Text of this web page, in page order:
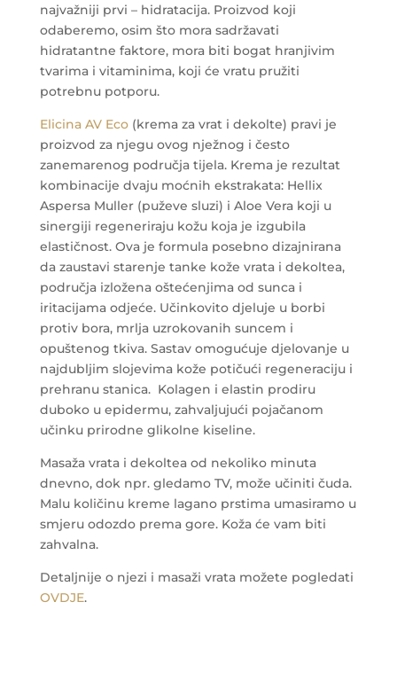
najvažniji prvi – hidratacija. Proizvod koji
odaberemo, osim što mora sadržavati
hidratantne faktore, mora biti bogat hranjivim
tvarima i vitaminima, koji će vratu pružiti
potrebnu potporu.
Elicina AV Eco(krema za vrat i dekolte) pravi je
proizvod za njegu ovog nježnog i često
zanemarenog područja tijela. Krema je rezultat
kombinacije dvaju moćnih ekstrakata: Hellix
Aspersa Muller (puževe sluzi) i Aloe Vera koji u
sinergiji regeneriraju kožu koja je izgubila
elastičnost. Ova je formula posebno dizajnirana
da zaustavi starenje tanke kože vrata i dekoltea,
područja izložena oštećenjima od sunca i
iritacijama odjeće. Učinkovito djeluje u borbi
protiv bora, mrlja uzrokovanih suncem i
opuštenog tkiva. Sastav omogućuje djelovanje u
najdubljim slojevima kože potičući regeneraciju i
prehranu stanica. Kolagen i elastin prodiru
duboko u epidermu, zahvaljujući pojačanom
učinku prirodne glikolne kiseline.
Masaža vrata i dekoltea od nekoliko minuta
dnevno, dok npr. gledamo TV, može učiniti čuda.
Malu količinu kreme lagano prstima umasiramo u
smjeru odozdo prema gore. Koža će vam biti
zahvalna.
Detaljnije o njezi i masaži vrata možete pogledati
OVDJE.